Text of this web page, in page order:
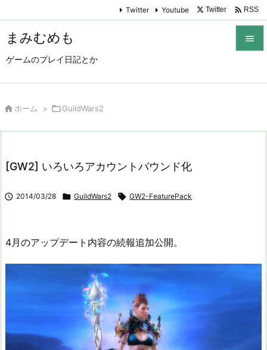
まみむめも
ゲームのプレイ日記とか

Twitter Youtube Twitter  RSS
 ホーム > GuildWars2
[GW2] いろいろアカウントバウンド化
 2014/03/28  GuildWars2  GW2-FeaturePack
4月のアップデート内容の続報追加公開。